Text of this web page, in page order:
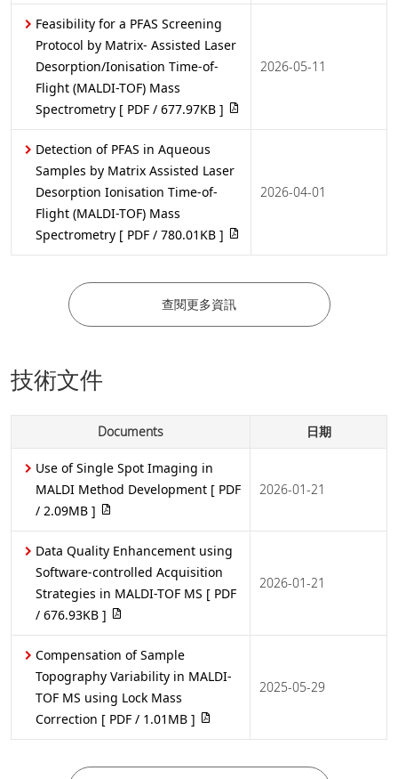
Feasibility for a PFAS Screening
Protocol by Matrix- Assisted Laser
Desorption/Ionisation Time-of-
Flight (MALDI-TOF) Mass
Spectrometry [ PDF / 677.97KB ]
2026-05-11
Detection of PFAS in Aqueous
Samples by Matrix Assisted Laser
Desorption Ionisation Time-of-
Flight (MALDI-TOF) Mass
Spectrometry [ PDF / 780.01KB ]
2026-04-01
查閱更多資訊
技術文件
Documents 日期
Use of Single Spot Imaging in
MALDI Method Development [ PDF
/ 2.09MB ]
2026-01-21
Data Quality Enhancement using
Software-controlled Acquisition
Strategies in MALDI-TOF MS [ PDF
/ 676.93KB ]
2026-01-21
Compensation of Sample
Topography Variability in MALDI-
TOF MS using Lock Mass
Correction [ PDF / 1.01MB ]
2025-05-29